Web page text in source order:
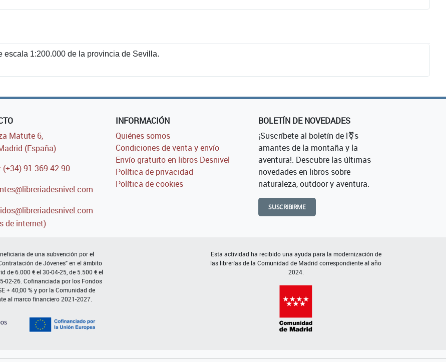
escala 1:200.000 de la provincia de Sevilla.
Matute 6,
(España)
(+34) 91 369 42 90
de internet)
INFORMACIÓN
Quiénes somos
Condiciones de venta y envío
Envío gratuito en libros Desnivel
Política de privacidad
Política de cookies
BOLETÍN DE NOVEDADES
¡Suscríbete al boletín de l⚧s
amantes de la montaña y la
aventura!. Descubre las últimas
novedades en libros sobre
naturaleza, outdoor y aventura.
SUSCRIBIRME
de una subvención por el
de Jóvenes" en el ámbito
de 6.000 € el 30-04-25, de 5.500 € el
02-26. Cofinanciada por los Fondos
+ 40,00 % y por la Comunidad de
al marco financiero 2021-2027.
Esta actividad ha recibido una ayuda para la modernización de
las librerías de la Comunidad de Madrid correspondiente al año
2024.